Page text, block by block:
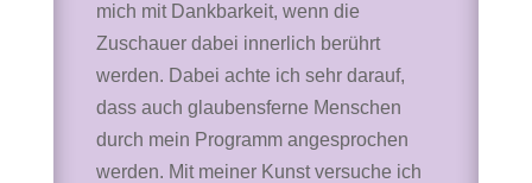
mich mit Dankbarkeit, wenn die
Zuschauer dabei innerlich berührt
werden. Dabei achte ich sehr darauf,
dass auch glaubensferne Menschen
durch mein Programm angesprochen
werden. Mit meiner Kunst versuche ich